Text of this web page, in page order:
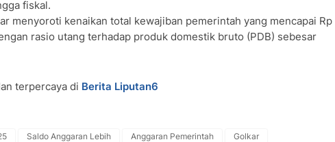
fiskal.
menyoroti kenaikan total kewajiban pemerintah yang mencapai Rp
rasio utang terhadap produk domestik bruto (PDB) sebesar
terpercaya di Berita Liputan6
Saldo Anggaran Lebih Anggaran Pemerintah Golkar